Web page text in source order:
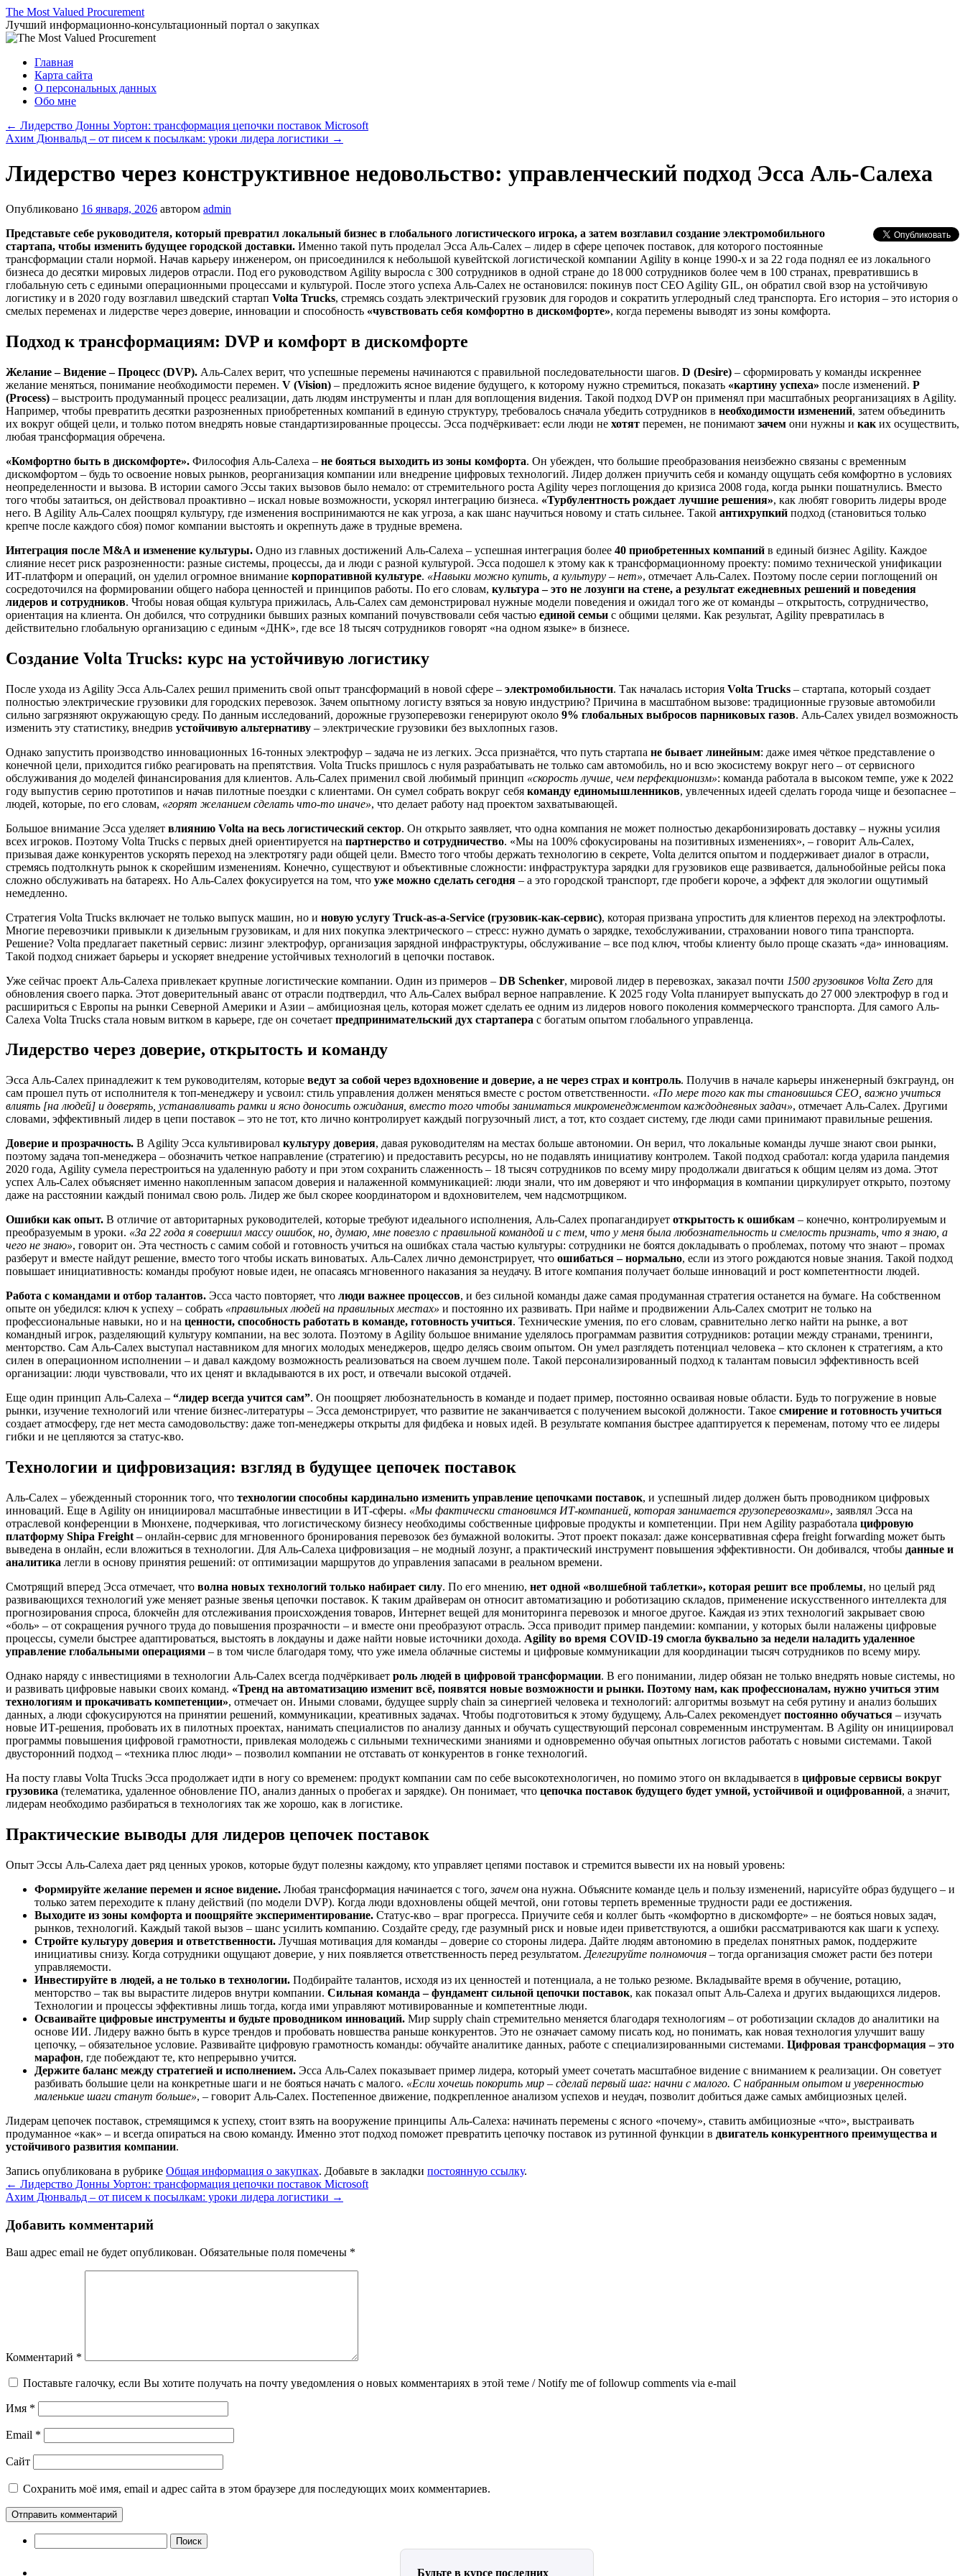
Перейти
к
содержимому
The Most Valued Procurement
Лучший информационно-консультационный портал о закупках
Главная
Карта сайта
О персональных данных
Обо мне
← Лидерство Донны Уортон: трансформация цепочки поставок Microsoft
Ахим Дюнвальд – от писем к посылкам: уроки лидера логистики →
Лидерство через конструктивное недовольство: управленческий подход Эсса Аль-Салеха
Опубликовано 16 января, 2026 автором admin
Представьте себе руководителя, который превратил локальный бизнес в глобального логистического игрока, а затем возглавил создание электромобильного
стартапа, чтобы изменить будущее городской доставки. Именно такой путь проделал Эсса Аль-Салех – лидер в сфере цепочек поставок, для которого постоянные
трансформации стали нормой. Начав карьеру инженером, он присоединился к небольшой кувейтской логистической компании Agility в конце 1990-х и за 22 года поднял ее из локального
бизнеса до десятки мировых лидеров отрасли. Под его руководством Agility выросла с 300 сотрудников в одной стране до 18 000 сотрудников более чем в 100 странах, превратившись в
глобальную сеть с едиными операционными процессами и культурой. После этого успеха Аль-Салех не остановился: покинув пост CEO Agility GIL, он обратил свой взор на устойчивую
логистику и в 2020 году возглавил шведский стартап Volta Trucks, стремясь создать электрический грузовик для городов и сократить углеродный след транспорта. Его история – это история о
смелых переменах и лидерстве через доверие, инновации и способность «чувствовать себя комфортно в дискомфорте», когда перемены выводят из зоны комфорта.
Подход к трансформациям: DVP и комфорт в дискомфорте
Желание – Видение – Процесс (DVP). Аль-Салех верит, что успешные перемены начинаются с правильной последовательности шагов. D (Desire) – сформировать у команды искреннее
желание меняться, понимание необходимости перемен. V (Vision) – предложить ясное видение будущего, к которому нужно стремиться, показать «картину успеха» после изменений. P
(Process) – выстроить продуманный процесс реализации, дать людям инструменты и план для воплощения видения. Такой подход DVP он применял при масштабных реорганизациях в Agility.
Например, чтобы превратить десятки разрозненных приобретенных компаний в единую структуру, требовалось сначала убедить сотрудников в необходимости изменений, затем объединить
их вокруг общей цели, и только потом внедрять новые стандартизированные процессы. Эсса подчёркивает: если люди не хотят перемен, не понимают зачем они нужны и как их осуществить,
любая трансформация обречена.
«Комфортно быть в дискомфорте». Философия Аль-Салеха – не бояться выходить из зоны комфорта. Он убежден, что большие преобразования неизбежно связаны с временным
дискомфортом – будь то освоение новых рынков, реорганизация компании или внедрение цифровых технологий. Лидер должен приучить себя и команду ощущать себя комфортно в условиях
неопределенности и вызова. В истории самого Эссы таких вызовов было немало: от стремительного роста Agility через поглощения до кризиса 2008 года, когда рынки пошатнулись. Вместо
того чтобы затаиться, он действовал проактивно – искал новые возможности, ускорял интеграцию бизнеса. «Турбулентность рождает лучшие решения», как любят говорить лидеры вроде
него. В Agility Аль-Салех поощрял культуру, где изменения воспринимаются не как угроза, а как шанс научиться новому и стать сильнее. Такой антихрупкий подход (становиться только
крепче после каждого сбоя) помог компании выстоять и окрепнуть даже в трудные времена.
Интеграция после M&A и изменение культуры. Одно из главных достижений Аль-Салеха – успешная интеграция более 40 приобретенных компаний в единый бизнес Agility. Каждое
слияние несет риск разрозненности: разные системы, процессы, да и люди с разной культурой. Эсса подошел к этому как к трансформационному проекту: помимо технической унификации
ИТ-платформ и операций, он уделил огромное внимание корпоративной культуре. «Навыки можно купить, а культуру – нет», отмечает Аль-Салех. Поэтому после серии поглощений он
сосредоточился на формировании общего набора ценностей и принципов работы. По его словам, культура – это не лозунги на стене, а результат ежедневных решений и поведения
лидеров и сотрудников. Чтобы новая общая культура прижилась, Аль-Салех сам демонстрировал нужные модели поведения и ожидал того же от команды – открытость, сотрудничество,
ориентация на клиента. Он добился, что сотрудники бывших разных компаний почувствовали себя частью единой семьи с общими целями. Как результат, Agility превратилась в
действительно глобальную организацию с единым «ДНК», где все 18 тысяч сотрудников говорят «на одном языке» в бизнесе.
Создание Volta Trucks: курс на устойчивую логистику
После ухода из Agility Эсса Аль-Салех решил применить свой опыт трансформаций в новой сфере – электромобильности. Так началась история Volta Trucks – стартапа, который создает
полностью электрические грузовики для городских перевозок. Зачем опытному логисту взяться за новую индустрию? Причина в масштабном вызове: традиционные грузовые автомобили
сильно загрязняют окружающую среду. По данным исследований, дорожные грузоперевозки генерируют около 9% глобальных выбросов парниковых газов. Аль-Салех увидел возможность
изменить эту статистику, внедрив устойчивую альтернативу – электрические грузовики без выхлопных газов.
Однако запустить производство инновационных 16-тонных электрофур – задача не из легких. Эсса признаётся, что путь стартапа не бывает линейным: даже имея чёткое представление о
конечной цели, приходится гибко реагировать на препятствия. Volta Trucks пришлось с нуля разрабатывать не только сам автомобиль, но и всю экосистему вокруг него – от сервисного
обслуживания до моделей финансирования для клиентов. Аль-Салех применил свой любимый принцип «скорость лучше, чем перфекционизм»: команда работала в высоком темпе, уже к 2022
году выпустив серию прототипов и начав пилотные поездки с клиентами. Он сумел собрать вокруг себя команду единомышленников, увлеченных идеей сделать города чище и безопаснее –
людей, которые, по его словам, «горят желанием сделать что-то иначе», что делает работу над проектом захватывающей.
Большое внимание Эсса уделяет влиянию Volta на весь логистический сектор. Он открыто заявляет, что одна компания не может полностью декарбонизировать доставку – нужны усилия
всех игроков. Поэтому Volta Trucks с первых дней ориентируется на партнерство и сотрудничество. «Мы на 100% сфокусированы на позитивных изменениях», – говорит Аль-Салех,
призывая даже конкурентов ускорять переход на электротягу ради общей цели. Вместо того чтобы держать технологию в секрете, Volta делится опытом и поддерживает диалог в отрасли,
стремясь подтолкнуть рынок к скорейшим изменениям. Конечно, существуют и объективные сложности: инфраструктура зарядки для грузовиков еще развивается, дальнобойные рейсы пока
сложно обслуживать на батареях. Но Аль-Салех фокусируется на том, что уже можно сделать сегодня – а это городской транспорт, где пробеги короче, а эффект для экологии ощутимый
немедленно.
Стратегия Volta Trucks включает не только выпуск машин, но и новую услугу Truck-as-a-Service (грузовик-как-сервис), которая призвана упростить для клиентов переход на электрофлоты.
Многие перевозчики привыкли к дизельным грузовикам, и для них покупка электрического – стресс: нужно думать о зарядке, техобслуживании, страховании нового типа транспорта.
Решение? Volta предлагает пакетный сервис: лизинг электрофур, организация зарядной инфраструктуры, обслуживание – все под ключ, чтобы клиенту было проще сказать «да» инновациям.
Такой подход снижает барьеры и ускоряет внедрение устойчивых технологий в цепочки поставок.
Уже сейчас проект Аль-Салеха привлекает крупные логистические компании. Один из примеров – DB Schenker, мировой лидер в перевозках, заказал почти 1500 грузовиков Volta Zero для
обновления своего парка. Этот доверительный аванс от отрасли подтвердил, что Аль-Салех выбрал верное направление. К 2025 году Volta планирует выпускать до 27 000 электрофур в год и
расшириться с Европы на рынки Северной Америки и Азии – амбициозная цель, которая может сделать ее одним из лидеров нового поколения коммерческого транспорта. Для самого Аль-
Салеха Volta Trucks стала новым витком в карьере, где он сочетает предпринимательский дух стартапера с богатым опытом глобального управленца.
Лидерство через доверие, открытость и команду
Эсса Аль-Салех принадлежит к тем руководителям, которые ведут за собой через вдохновение и доверие, а не через страх и контроль. Получив в начале карьеры инженерный бэкграунд, он
сам прошел путь от исполнителя к топ-менеджеру и усвоил: стиль управления должен меняться вместе с ростом ответственности. «По мере того как ты становишься CEO, важно учиться
влиять [на людей] и доверять, устанавливать рамки и ясно доносить ожидания, вместо того чтобы заниматься микроменеджментом каждодневных задач», отмечает Аль-Салех. Другими
словами, эффективный лидер в цепи поставок – это не тот, кто лично контролирует каждый погрузочный лист, а тот, кто создает систему, где люди сами принимают правильные решения.
Доверие и прозрачность. В Agility Эсса культивировал культуру доверия, давая руководителям на местах больше автономии. Он верил, что локальные команды лучше знают свои рынки,
поэтому задача топ-менеджера – обозначить четкое направление (стратегию) и предоставить ресурсы, но не подавлять инициативу контролем. Такой подход сработал: когда ударила пандемия
2020 года, Agility сумела перестроиться на удаленную работу и при этом сохранить слаженность – 18 тысяч сотрудников по всему миру продолжали двигаться к общим целям из дома. Этот
успех Аль-Салех объясняет именно накопленным запасом доверия и налаженной коммуникацией: люди знали, что им доверяют и что информация в компании циркулирует открыто, поэтому
даже на расстоянии каждый понимал свою роль. Лидер же был скорее координатором и вдохновителем, чем надсмотрщиком.
Ошибки как опыт. В отличие от авторитарных руководителей, которые требуют идеального исполнения, Аль-Салех пропагандирует открытость к ошибкам – конечно, контролируемым и
преобразуемым в уроки. «За 22 года я совершил массу ошибок, но, думаю, мне повезло с правильной командой и с тем, что у меня была любознательность и смелость признать, что я знаю, а
чего не знаю», говорит он. Эта честность с самим собой и готовность учиться на ошибках стала частью культуры: сотрудники не боятся докладывать о проблемах, потому что знают – промах
разберут и вместе найдут решение, вместо того чтобы искать виноватых. Аль-Салех лично демонстрирует, что ошибаться – нормально, если из этого рождаются новые знания. Такой подход
повышает инициативность: команды пробуют новые идеи, не опасаясь мгновенного наказания за неудачу. В итоге компания получает больше инноваций и рост компетентности людей.
Работа с командами и отбор талантов. Эсса часто повторяет, что люди важнее процессов, и без сильной команды даже самая продуманная стратегия останется на бумаге. На собственном
опыте он убедился: ключ к успеху – собрать «правильных людей на правильных местах» и постоянно их развивать. При найме и продвижении Аль-Салех смотрит не только на
профессиональные навыки, но и на ценности, способность работать в команде, готовность учиться. Технические умения, по его словам, сравнительно легко найти на рынке, а вот
командный игрок, разделяющий культуру компании, на вес золота. Поэтому в Agility большое внимание уделялось программам развития сотрудников: ротации между странами, тренинги,
менторство. Сам Аль-Салех выступал наставником для многих молодых менеджеров, щедро делясь своим опытом. Он умел разглядеть потенциал человека – кто склонен к стратегиям, а кто
силен в операционном исполнении – и давал каждому возможность реализоваться на своем лучшем поле. Такой персонализированный подход к талантам повысил эффективность всей
организации: люди чувствовали, что их ценят и вкладываются в их рост, и отвечали высокой отдачей.
Еще один принцип Аль-Салеха – “лидер всегда учится сам”. Он поощряет любознательность в команде и подает пример, постоянно осваивая новые области. Будь то погружение в новые
рынки, изучение технологий или чтение бизнес-литературы – Эсса демонстрирует, что развитие не заканчивается с получением высокой должности. Такое смирение и готовность учиться
создает атмосферу, где нет места самодовольству: даже топ-менеджеры открыты для фидбека и новых идей. В результате компания быстрее адаптируется к переменам, потому что ее лидеры
гибки и не цепляются за статус-кво.
Технологии и цифровизация: взгляд в будущее цепочек поставок
Аль-Салех – убежденный сторонник того, что технологии способны кардинально изменить управление цепочками поставок, и успешный лидер должен быть проводником цифровых
инноваций. Еще в Agility он инициировал масштабные инвестиции в ИТ-сферы. «Мы фактически становимся ИТ-компанией, которая занимается грузоперевозками», заявлял Эсса на
отраслевой конференции в Мюнхене, подчеркивая, что логистическому бизнесу необходимы собственные цифровые продукты и компетенции. При нем Agility разработала цифровую
платформу Shipa Freight – онлайн-сервис для мгновенного бронирования перевозок без бумажной волокиты. Этот проект показал: даже консервативная сфера freight forwarding может быть
выведена в онлайн, если вложиться в технологии. Для Аль-Салеха цифровизация – не модный лозунг, а практический инструмент повышения эффективности. Он добивался, чтобы данные и
аналитика легли в основу принятия решений: от оптимизации маршрутов до управления запасами в реальном времени.
Смотрящий вперед Эсса отмечает, что волна новых технологий только набирает силу. По его мнению, нет одной «волшебной таблетки», которая решит все проблемы, но целый ряд
развивающихся технологий уже меняет разные звенья цепочки поставок. К таким драйверам он относит автоматизацию и роботизацию складов, применение искусственного интеллекта для
прогнозирования спроса, блокчейн для отслеживания происхождения товаров, Интернет вещей для мониторинга перевозок и многое другое. Каждая из этих технологий закрывает свою
«боль» – от сокращения ручного труда до повышения прозрачности – и вместе они преобразуют отрасль. Эсса приводит пример пандемии: компании, у которых были налажены цифровые
процессы, сумели быстрее адаптироваться, выстоять в локдауны и даже найти новые источники дохода. Agility во время COVID-19 смогла буквально за недели наладить удаленное
управление глобальными операциями – в том числе благодаря тому, что уже имела облачные системы и цифровые коммуникации для координации тысяч сотрудников по всему миру.
Однако наряду с инвестициями в технологии Аль-Салех всегда подчёркивает роль людей в цифровой трансформации. В его понимании, лидер обязан не только внедрять новые системы, но
и развивать цифровые навыки своих команд. «Тренд на автоматизацию изменит всё, появятся новые возможности и рынки. Поэтому нам, как профессионалам, нужно учиться этим
технологиям и прокачивать компетенции», отмечает он. Иными словами, будущее supply chain за синергией человека и технологий: алгоритмы возьмут на себя рутину и анализ больших
данных, а люди сфокусируются на принятии решений, коммуникации, креативных задачах. Чтобы подготовиться к этому будущему, Аль-Салех рекомендует постоянно обучаться – изучать
новые ИТ-решения, пробовать их в пилотных проектах, нанимать специалистов по анализу данных и обучать существующий персонал современным инструментам. В Agility он инициировал
программы повышения цифровой грамотности, привлекая молодежь с сильными техническими знаниями и одновременно обучая опытных логистов работать с новыми системами. Такой
двусторонний подход – «техника плюс люди» – позволил компании не отставать от конкурентов в гонке технологий.
На посту главы Volta Trucks Эсса продолжает идти в ногу со временем: продукт компании сам по себе высокотехнологичен, но помимо этого он вкладывается в цифровые сервисы вокруг
грузовика (телематика, удаленное обновление ПО, анализ данных о пробегах и зарядке). Он понимает, что цепочка поставок будущего будет умной, устойчивой и оцифрованной, а значит,
лидерам необходимо разбираться в технологиях так же хорошо, как в логистике.
Практические выводы для лидеров цепочек поставок
Опыт Эссы Аль-Салеха дает ряд ценных уроков, которые будут полезны каждому, кто управляет цепями поставок и стремится вывести их на новый уровень:
Формируйте желание перемен и ясное видение. Любая трансформация начинается с того,зачем она нужна. Объясните команде цель и пользу изменений, нарисуйте образ будущего – и
только затем переходите к плану действий (по модели DVP). Когда люди вдохновлены общей мечтой, они готовы терпеть временные трудности ради ее достижения.
Выходите из зоны комфорта и поощряйте экспериментирование. Статус-кво – враг прогресса. Приучите себя и коллег быть «комфортно в дискомфорте» – не бояться новых задач,
рынков, технологий. Каждый такой вызов – шанс усилить компанию. Создайте среду, где разумный риск и новые идеи приветствуются, а ошибки рассматриваются как шаги к успеху.
Стройте культуру доверия и ответственности. Лучшая мотивация для команды – доверие со стороны лидера. Дайте людям автономию в пределах понятных рамок, поддержите
инициативы снизу. Когда сотрудники ощущают доверие, у них появляется ответственность перед результатом. Делегируйте полномочия – тогда организация сможет расти без потери
управляемости.
Инвестируйте в людей, а не только в технологии. Подбирайте талантов, исходя из их ценностей и потенциала, а не только резюме. Вкладывайте время в обучение, ротацию,
менторство – так вы вырастите лидеров внутри компании. Сильная команда – фундамент сильной цепочки поставок, как показал опыт Аль-Салеха и других выдающихся лидеров.
Технологии и процессы эффективны лишь тогда, когда ими управляют мотивированные и компетентные люди.
Осваивайте цифровые инструменты и будьте проводником инноваций. Мир supply chain стремительно меняется благодаря технологиям – от роботизации складов до аналитики на
основе ИИ. Лидеру важно быть в курсе трендов и пробовать новшества раньше конкурентов. Это не означает самому писать код, но понимать, как новая технология улучшит вашу
цепочку, – обязательное условие. Развивайте цифровую грамотность команды: обучайте аналитике данных, работе с специализированными системами. Цифровая трансформация – это
марафон, где побеждают те, кто непрерывно учится.
Держите баланс между стратегией и исполнением. Эсса Аль-Салех показывает пример лидера, который умеет сочетать масштабное видение с вниманием к реализации. Он советует
разбивать большие цели на конкретные шаги и не бояться начать с малого. «Если хочешь покорить мир – сделай первый шаг: начни с малого. С набранным опытом и уверенностью
маленькие шаги станут больше», – говорит Аль-Салех. Постепенное движение, подкрепленное анализом успехов и неудач, позволит добиться даже самых амбициозных целей.
Лидерам цепочек поставок, стремящимся к успеху, стоит взять на вооружение принципы Аль-Салеха: начинать перемены с ясного «почему», ставить амбициозные «что», выстраивать
продуманное «как» – и всегда опираться на свою команду. Именно этот подход поможет превратить цепочку поставок из рутинной функции в двигатель конкурентного преимущества и
устойчивого развития компании.
Запись опубликована в рубрике Общая информация о закупках. Добавьте в закладки постоянную ссылку.
← Лидерство Донны Уортон: трансформация цепочки поставок Microsoft
Ахим Дюнвальд – от писем к посылкам: уроки лидера логистики →
Добавить комментарий
Ваш адрес email не будет опубликован. Обязательные поля помечены *
Комментарий *
Поставьте галочку, если Вы хотите получать на почту уведомления о новых комментариях в этой теме / Notify me of followup comments via e-mail
Имя *
Email *
Сайт
Сохранить моё имя, email и адрес сайта в этом браузере для последующих моих комментариев.
Будьте в курсе последних